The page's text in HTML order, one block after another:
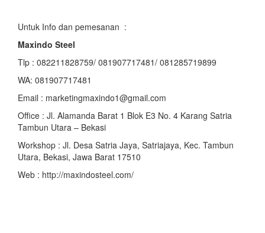
Untuk Info dan pemesanan :
Maxindo Steel
Tlp : 082211828759/ 081907717481/ 081285719899
WA: 081907717481
Email : marketingmaxindo1@gmail.com
Office : Jl. Alamanda Barat 1 Blok E3 No. 4 Karang Satria
Tambun Utara – Bekasi
Workshop : Jl. Desa Satria Jaya, Satriajaya, Kec. Tambun
Utara, Bekasi, Jawa Barat 17510
Web : http://maxindosteel.com/